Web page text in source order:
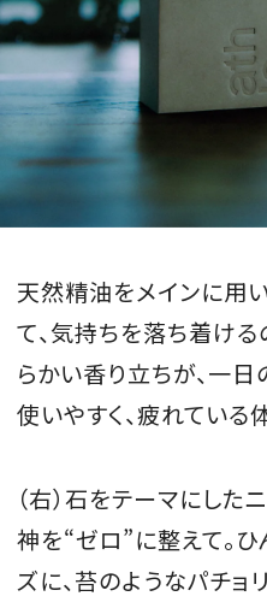
最新号を試し読み
天然精油をメインに用
て、気持ちを落ち着け
らかい香り立ちが、一
使いやすく、疲れている
（右）石をテーマにした
神を“ゼロ”に整えて。
ズに、苔のようなパチョ